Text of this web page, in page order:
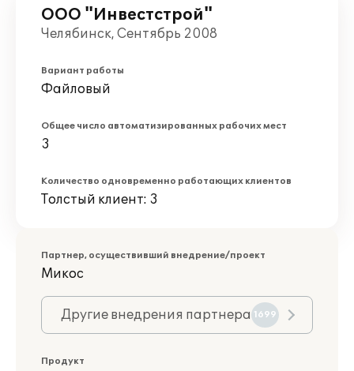
ООО "Инвестстрой"
Челябинск, Сентябрь 2008
Вариант работы
Файловый
Общее число автоматизированных рабочих мест
3
Количество одновременно работающих клиентов
Толстый клиент: 3
Партнер, осуществивший внедрение/проект
Микос
Другие внедрения партнера 1699
Продукт